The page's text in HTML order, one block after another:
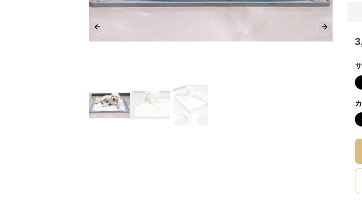
Previous slide Next slide